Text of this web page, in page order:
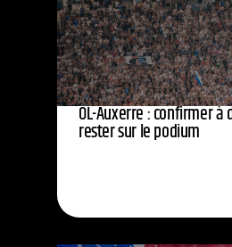
OL-Auxerre : confirmer
rester sur le podium